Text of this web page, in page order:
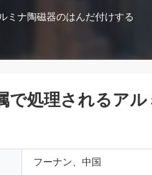
ミナ陶磁器のはんだ付けする
で処理されるア
フーナン、中国